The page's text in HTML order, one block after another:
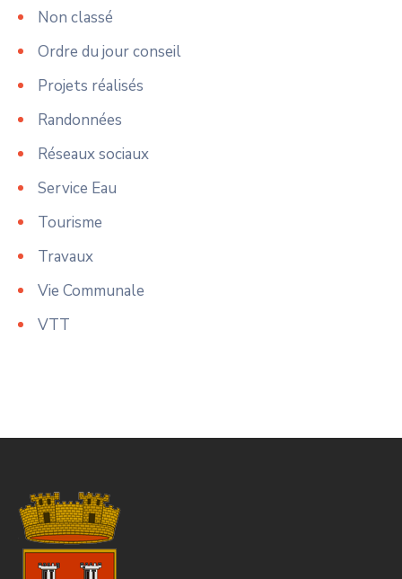
Non classé
Ordre du jour conseil
Projets réalisés
Randonnées
Réseaux sociaux
Service Eau
Tourisme
Travaux
Vie Communale
VTT